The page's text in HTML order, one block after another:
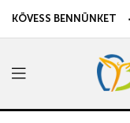
KÖVESS BENNÜNKET